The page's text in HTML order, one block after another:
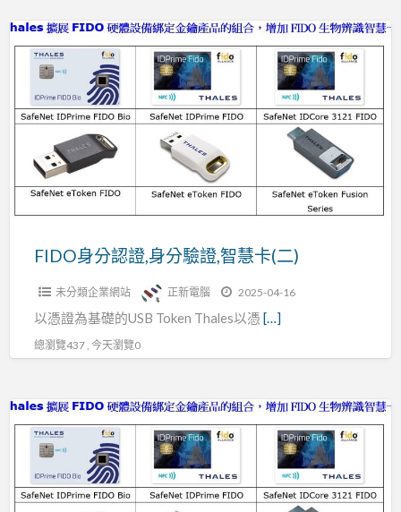
FIDO
認
證,
(二)
FIDO身分認證,身分驗證,智慧卡(二)
未分類企業網站 正新電腦 2025-04-16
以憑證為基礎的USB Token Thales以憑 […]
總瀏覽437 , 今天瀏覽0
FIDO
認
證,